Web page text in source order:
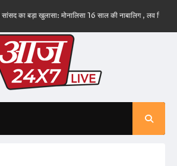
खुलासा: मोनालिसा 16 साल की नाबालिग , लव जिहाद के षडयंत्र